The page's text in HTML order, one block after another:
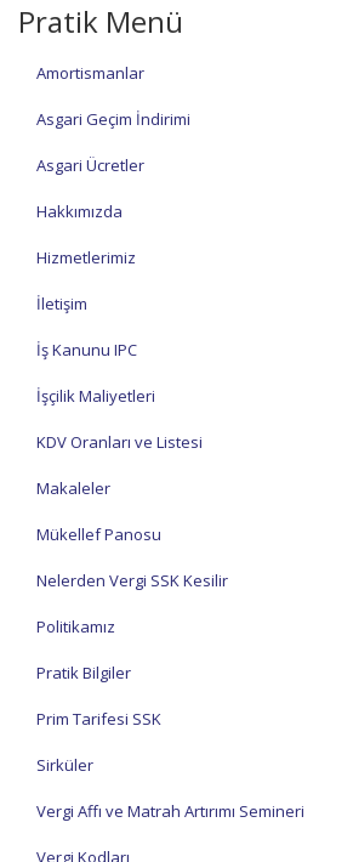
Pratik Menü
Amortismanlar
Asgari Geçim İndirimi
Asgari Ücretler
Hakkımızda
Hizmetlerimiz
İletişim
İş Kanunu IPC
İşçilik Maliyetleri
KDV Oranları ve Listesi
Makaleler
Mükellef Panosu
Nelerden Vergi SSK Kesilir
Politikamız
Pratik Bilgiler
Prim Tarifesi SSK
Sirküler
Vergi Affı ve Matrah Artırımı Semineri
Vergi Kodları